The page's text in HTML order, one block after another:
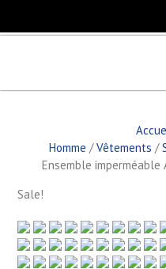
p
Homme /Vêtements /
Ensemble imperméable
Sale!